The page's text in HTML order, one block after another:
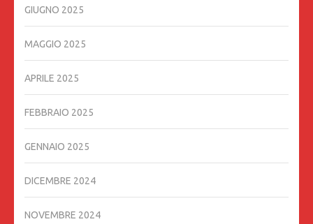
GIUGNO 2025
MAGGIO 2025
APRILE 2025
FEBBRAIO 2025
GENNAIO 2025
DICEMBRE 2024
NOVEMBRE 2024